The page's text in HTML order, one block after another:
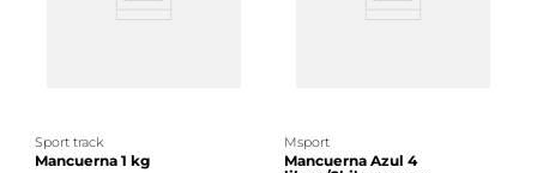
sport track
Mancuerna 1 kg
msport
Mancuerna Azul 4